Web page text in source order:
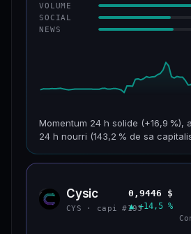
VOLUME
SOCIAL
NEWS
Momentum 24 h solide (+16,9 %),
24 h nourri (143,2 % de sa
CAP. MARCHÉ
VAR. 7 J
CYS Cysic
CYS · capi #193
0,9446 $
▲ +14,5 %